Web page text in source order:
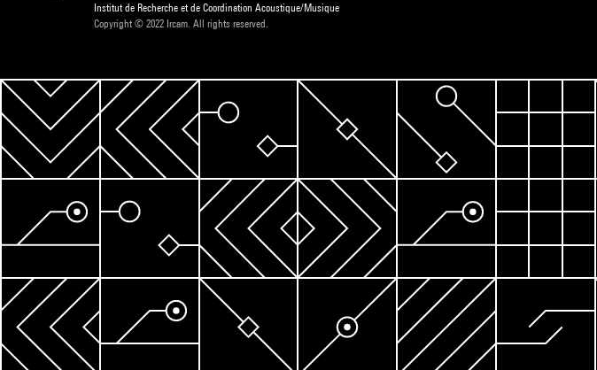
Institut de Recherche et de Coordination Acoustique/Musique
Copyright © 2022 Ircam. All rights reserved.